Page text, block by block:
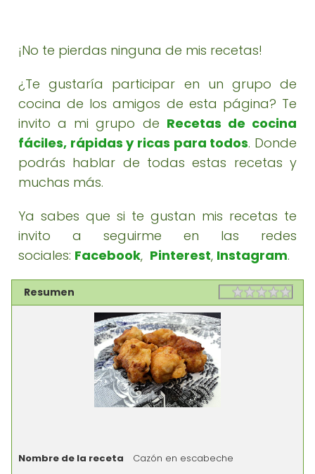
¡No te pierdas ninguna de mis recetas!
¿Te gustaría participar en un grupo de
cocina de los amigos de esta página? Te
invito a mi grupo de Recetas de cocina
fáciles, rápidas y ricas para todos. Donde
podrás hablar de todas estas recetas y
muchas más.
Ya sabes que si te gustan mis recetas te
invito a seguirme en las redes
sociales: Facebook, Pinterest, Instagram.
Resumen Rating
Nombre de la receta
Cazón en escabeche